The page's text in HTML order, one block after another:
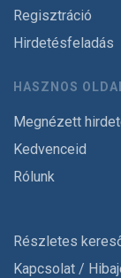
Regisztráció
Hirdetésfeladás
HASZNOS
Megnézett
Kedvenceid
Rólunk
Részletes
Kapcsolat /